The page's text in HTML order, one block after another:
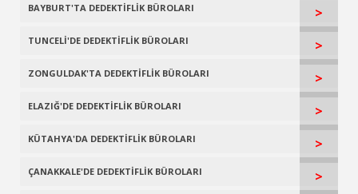
BAYBURT'TA DEDEKTİFLİK BÜROLARI >
TUNCELİ'DE DEDEKTİFLİK BÜROLARI >
ZONGULDAK'TA DEDEKTİFLİK BÜROLARI >
ELAZIĞ'DE DEDEKTİFLİK BÜROLARI >
KÜTAHYA'DA DEDEKTİFLİK BÜROLARI >
ÇANAKKALE'DE DEDEKTİFLİK BÜROLARI >